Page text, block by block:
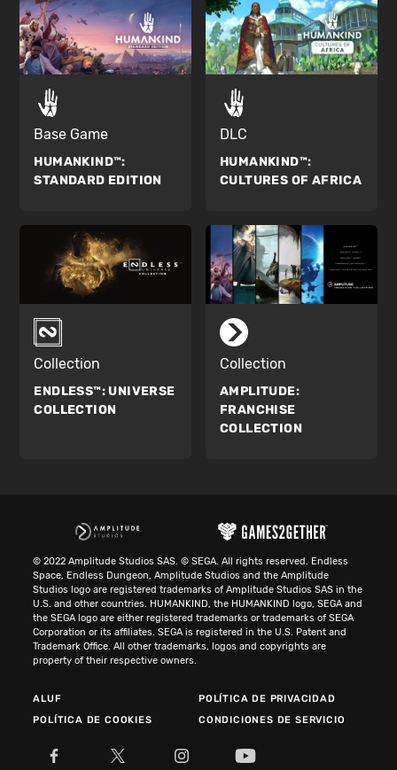
Base Game
HUMANKIND™:
STANDARD EDITION
DLC
HUMANKIND™:
CULTURES OF AFRICA
Collection
ENDLESS™: UNIVERSE
COLLECTION
Collection
AMPLITUDE:
FRANCHISE
COLLECTION
© 2022 Amplitude Studios SAS. © SEGA. All rights reserved. Endless
Space, Endless Dungeon, Amplitude Studios and the Amplitude
Studios logo are registered trademarks of Amplitude Studios SAS in the
U.S. and other countries. HUMANKIND, the HUMANKIND logo, SEGA and
the SEGA logo are either registered trademarks or trademarks of SEGA
Corporation or its affiliates. SEGA is registered in the U.S. Patent and
Trademark Office. All other trademarks, logos and copyrights are
property of their respective owners.
ALUF
POLÍTICA DE PRIVACIDAD
POLÍTICA DE COOKIES
CONDICIONES DE SERVICIO